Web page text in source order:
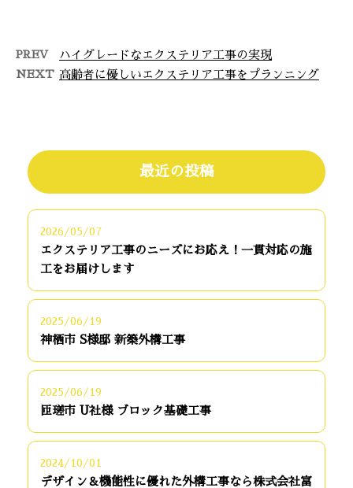
PREV ハイグレードなエクステリア工事の実現
NEXT 高齢者に優しいエクステリア工事をプランニング
最近の投稿
2026/05/07
エクステリア工事のニーズにお応え！一貫対応の施
工をお届けします
2025/06/19
神栖市 S様邸 新築外構工事
2025/06/19
匝瑳市 U社様 ブロック基礎工事
2024/10/01
デザイン＆機能性に優れた外構工事なら株式会社富